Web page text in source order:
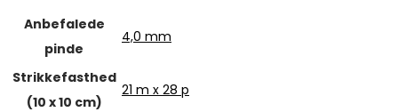
Anbefalede
pinde
4,0 mm
Strikkefasthed
(10 x 10 cm)
21 m x 28 p